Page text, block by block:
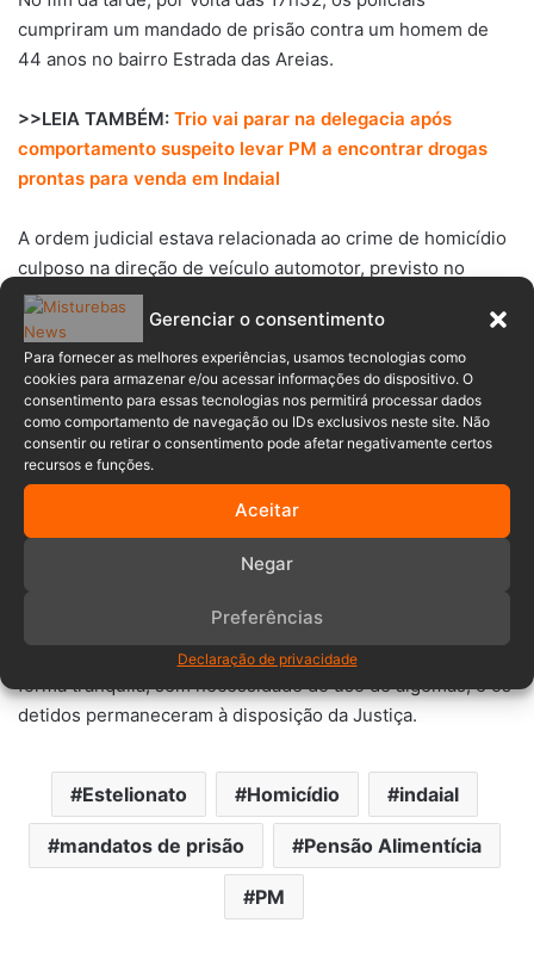
Gerenciar o consentimento
Para fornecer as melhores experiências, usamos tecnologias como
cookies para armazenar e/ou acessar informações do dispositivo. O
consentimento para essas tecnologias nos permitirá processar dados
como comportamento de navegação ou IDs exclusivos neste site. Não
consentir ou retirar o consentimento pode afetar negativamente certos
recursos e funções.
Aceitar
Negar
Preferências
Declaração de privacidade
cumpriram um mandado de prisão contra um homem de
44 anos no bairro Estrada das Areias.
>>LEIA TAMBÉM: Trio vai parar na delegacia após
comportamento suspeito levar PM a encontrar drogas
prontas para venda em Indaial
A ordem judicial estava relacionada ao crime de homicídio
culposo na direção de veículo automotor, previsto no
artigo 302 do Código de Trânsito Brasileiro. Ele também
foi levado ao Presídio Regional de Blumenau.
A quinta prisão do dia aconteceu às 20h32, durante
patrulhamento na Rua Ângelo Tomio, no bairro Warnow.
Os policiais abordaram um homem de 44 anos e
constataram a existência de um mandado de prisão em
aberto pelo crime de estelionato, previsto no artigo 171 do
Código Penal. O suspeito colaborou com a ação e foi
conduzido à unidade prisional.
Segundo a Polícia Militar, todas as prisões ocorreram de
forma tranquila, sem necessidade do uso de algemas, e os
detidos permaneceram à disposição da Justiça.
Estelionato Homicídio indaial
mandatos de prisão Pensão Alimentícia
PM